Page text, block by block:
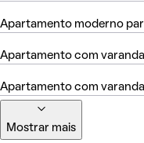
Apartamento moderno
Apartamento com
Apartamento com
Mostrar mais